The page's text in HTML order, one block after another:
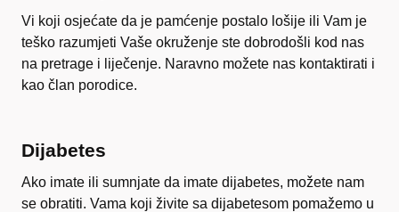
Vi koji osjećate da je pamćenje postalo lošije ili Vam je
teško razumjeti Vaše okruženje ste dobrodošli kod nas
na pretrage i liječenje. Naravno možete nas kontaktirati i
kao član porodice.
Dijabetes
Ako imate ili sumnjate da imate dijabetes, možete nam
se obratiti. Vama koji živite sa dijabetesom pomažemo u